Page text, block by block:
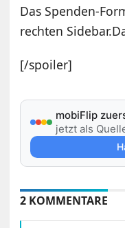
Das Spenden-
rechten
[/spoiler]
mobiFlip
jetzt als
2 KOMMENTARE